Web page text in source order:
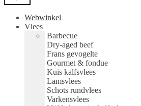
Webwinkel
Vlees
Barbecue
Dry-aged beef
Frans gevogelte
Gourmet & fondue
Kuis kalfsvlees
Lamsvlees
Schots rundvlees
Varkensvlees